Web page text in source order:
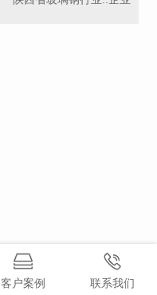
客户案例 联系我们